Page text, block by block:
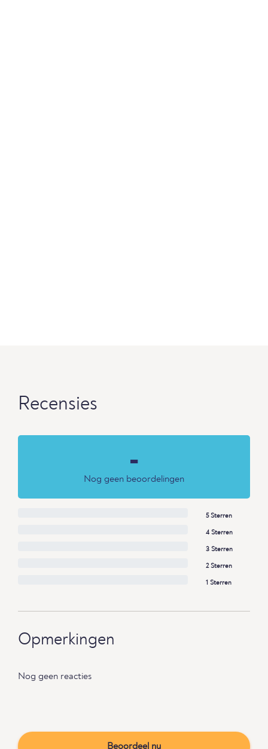
Recensies
-
Nog geen beoordelingen
5 Sterren
4 Sterren
3 Sterren
2 Sterren
1 Sterren
Opmerkingen
Nog geen reacties
Beoordeel nu